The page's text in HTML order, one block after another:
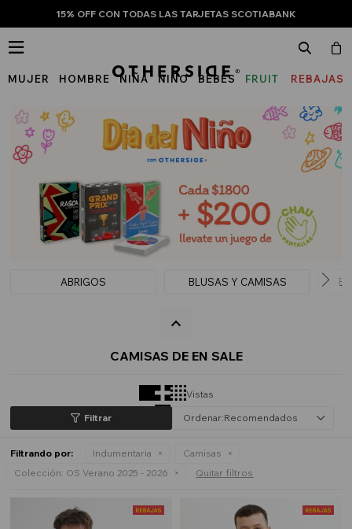
15% OFF CON TODAS LAS TARJETAS SCOTIABANK
MUJER HOMBRE NIÑA NIÑO BEBÉS
FRUIT
THE
LOOM
REBAJAS

ABRIGOS BLUSAS Y CAMISAS
CAMISAS DE EN SALE
Vistas
Recomendados
Filtrando por: Indumentaria
Camisas
Colección: OS Verano 2025 - 2026 Quitar filtros